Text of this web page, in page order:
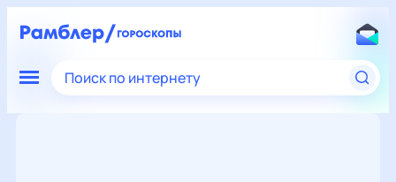
Поиск по интернету